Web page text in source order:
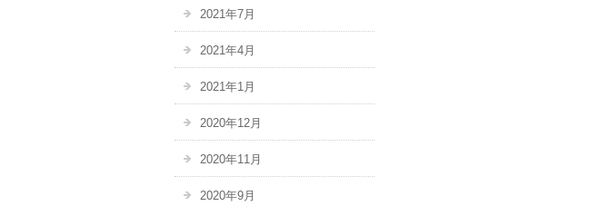
2021年7月
2021年4月
2021年1月
2020年12月
2020年11月
2020年9月